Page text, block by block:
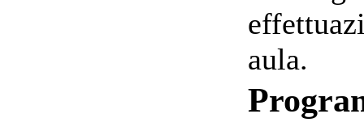
aula.